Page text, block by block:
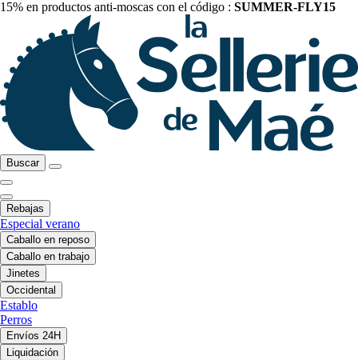
15% en productos anti-moscas con el código : SUMMER-FLY15
Buscar
Rebajas
Especial verano
Caballo en reposo
Caballo en trabajo
Jinetes
Occidental
Establo
Perros
Envíos 24H
Liquidación